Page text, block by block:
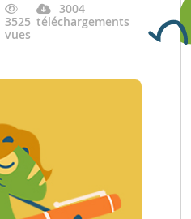
3525
vues
3004
téléchargements